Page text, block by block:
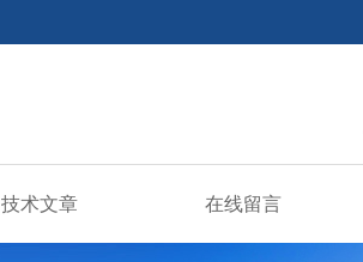
技术文章 在线留言